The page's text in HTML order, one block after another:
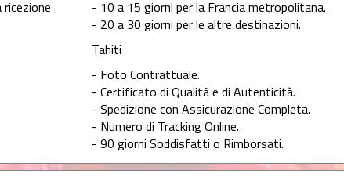
ricezione
- 10 a 15 giorni per la Francia metropolitana.
- 20 a 30 giorni per le altre destinazioni.
Tahiti
- Foto Contrattuale.
- Certificato di Qualità e di Autenticità.
- Spedizione con Assicurazione Completa.
- Numero di Tracking Online.
- 90 giorni Soddisfatti o Rimborsati.